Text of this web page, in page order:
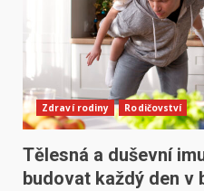
Zdraví rodiny Rodičovství
Tělesná a duševní
budovat každý den v